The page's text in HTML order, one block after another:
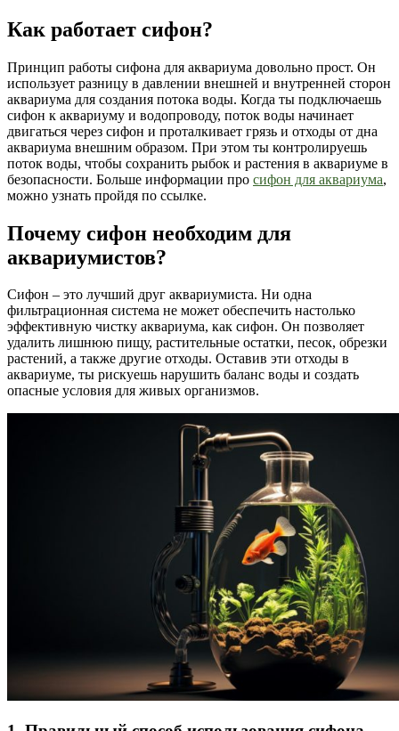
Как работает сифон?
Принцип работы сифона для аквариума довольно прост. Он
использует разницу в давлении внешней и внутренней сторон
аквариума для создания потока воды. Когда ты подключаешь
сифон к аквариуму и водопроводу, поток воды начинает
двигаться через сифон и проталкивает грязь и отходы от дна
аквариума внешним образом. При этом ты контролируешь
поток воды, чтобы сохранить рыбок и растения в аквариуме в
безопасности. Больше информации про сифон для аквариума,
можно узнать пройдя по ссылке.
Почему сифон необходим для
аквариумистов?
Сифон – это лучший друг аквариумиста. Ни одна
фильтрационная система не может обеспечить настолько
эффективную чистку аквариума, как сифон. Он позволяет
удалить лишнюю пищу, растительные остатки, песок, обрезки
растений, а также другие отходы. Оставив эти отходы в
аквариуме, ты рискуешь нарушить баланс воды и создать
опасные условия для живых организмов.